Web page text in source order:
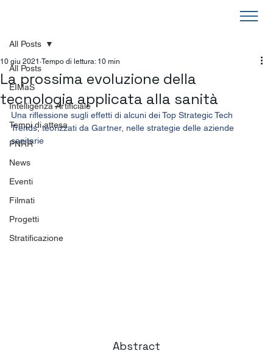
All Posts
EIMaS
Intelligenza Artificiale
Tempi di attesa
PNRR
News
Eventi
Filmati
Progetti
Stratificazione
All Posts
La prossima evoluzione della
tecnologia applicata alla sanità
10 giu 2021 Tempo di lettura: 10 min
Una riflessione sugli effetti di alcuni dei Top Strategic Tech
Trends, teorizzati da Gartner, nelle strategie delle aziende
sanitarie
Abstract